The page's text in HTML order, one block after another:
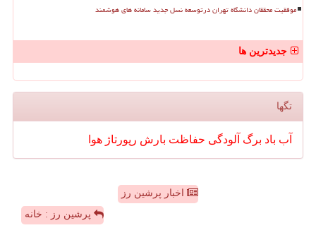
موفقیت محققان دانشگاه تهران درتوسعه نسل جدید سامانه های هوشمند
جدیدترین ها
تگها
آب باد برگ آلودگی حفاظت بارش رپورتاژ هوا
اخبار پرشین رز
پرشین رز : خانه